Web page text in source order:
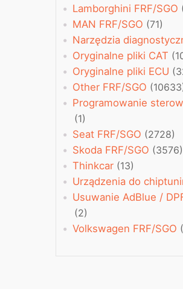
Lamborghini FRF/SGO
MAN FRF/SGO (71)
Narzędzia
Oryginalne pliki CAT
Oryginalne pliki ECU
Other FRF/SGO
Programowanie
(1)
Seat FRF/SGO (2728)
Skoda FRF/SGO (3576)
Thinkcar (13)
Urządzenia do
Usuwanie AdBlue /
(2)
Volkswagen FRF/SGO